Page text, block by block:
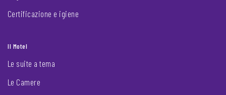
Certificazione e igiene
Il Motel
Le suite a tema
Le Camere